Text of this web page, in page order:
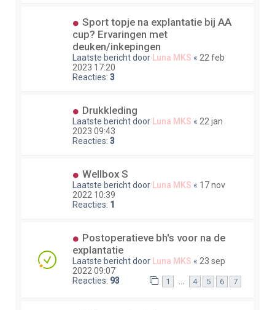
Sport topje na explantatie bij AA
cup? Ervaringen met
deuken/inkepingen
Laatste bericht door Luna MKS « 22 feb
2023 17:20
Reacties: 3
Drukkleding
Laatste bericht door Luna MKS « 22 jan
2023 09:43
Reacties: 3
Wellbox S
Laatste bericht door Luna MKS « 17 nov
2022 10:39
Reacties: 1
Postoperatieve bh's voor na de
explantatie
Laatste bericht door Luna MKS « 23 sep
2022 09:07
Reacties: 93 1 … 4 5 6 7